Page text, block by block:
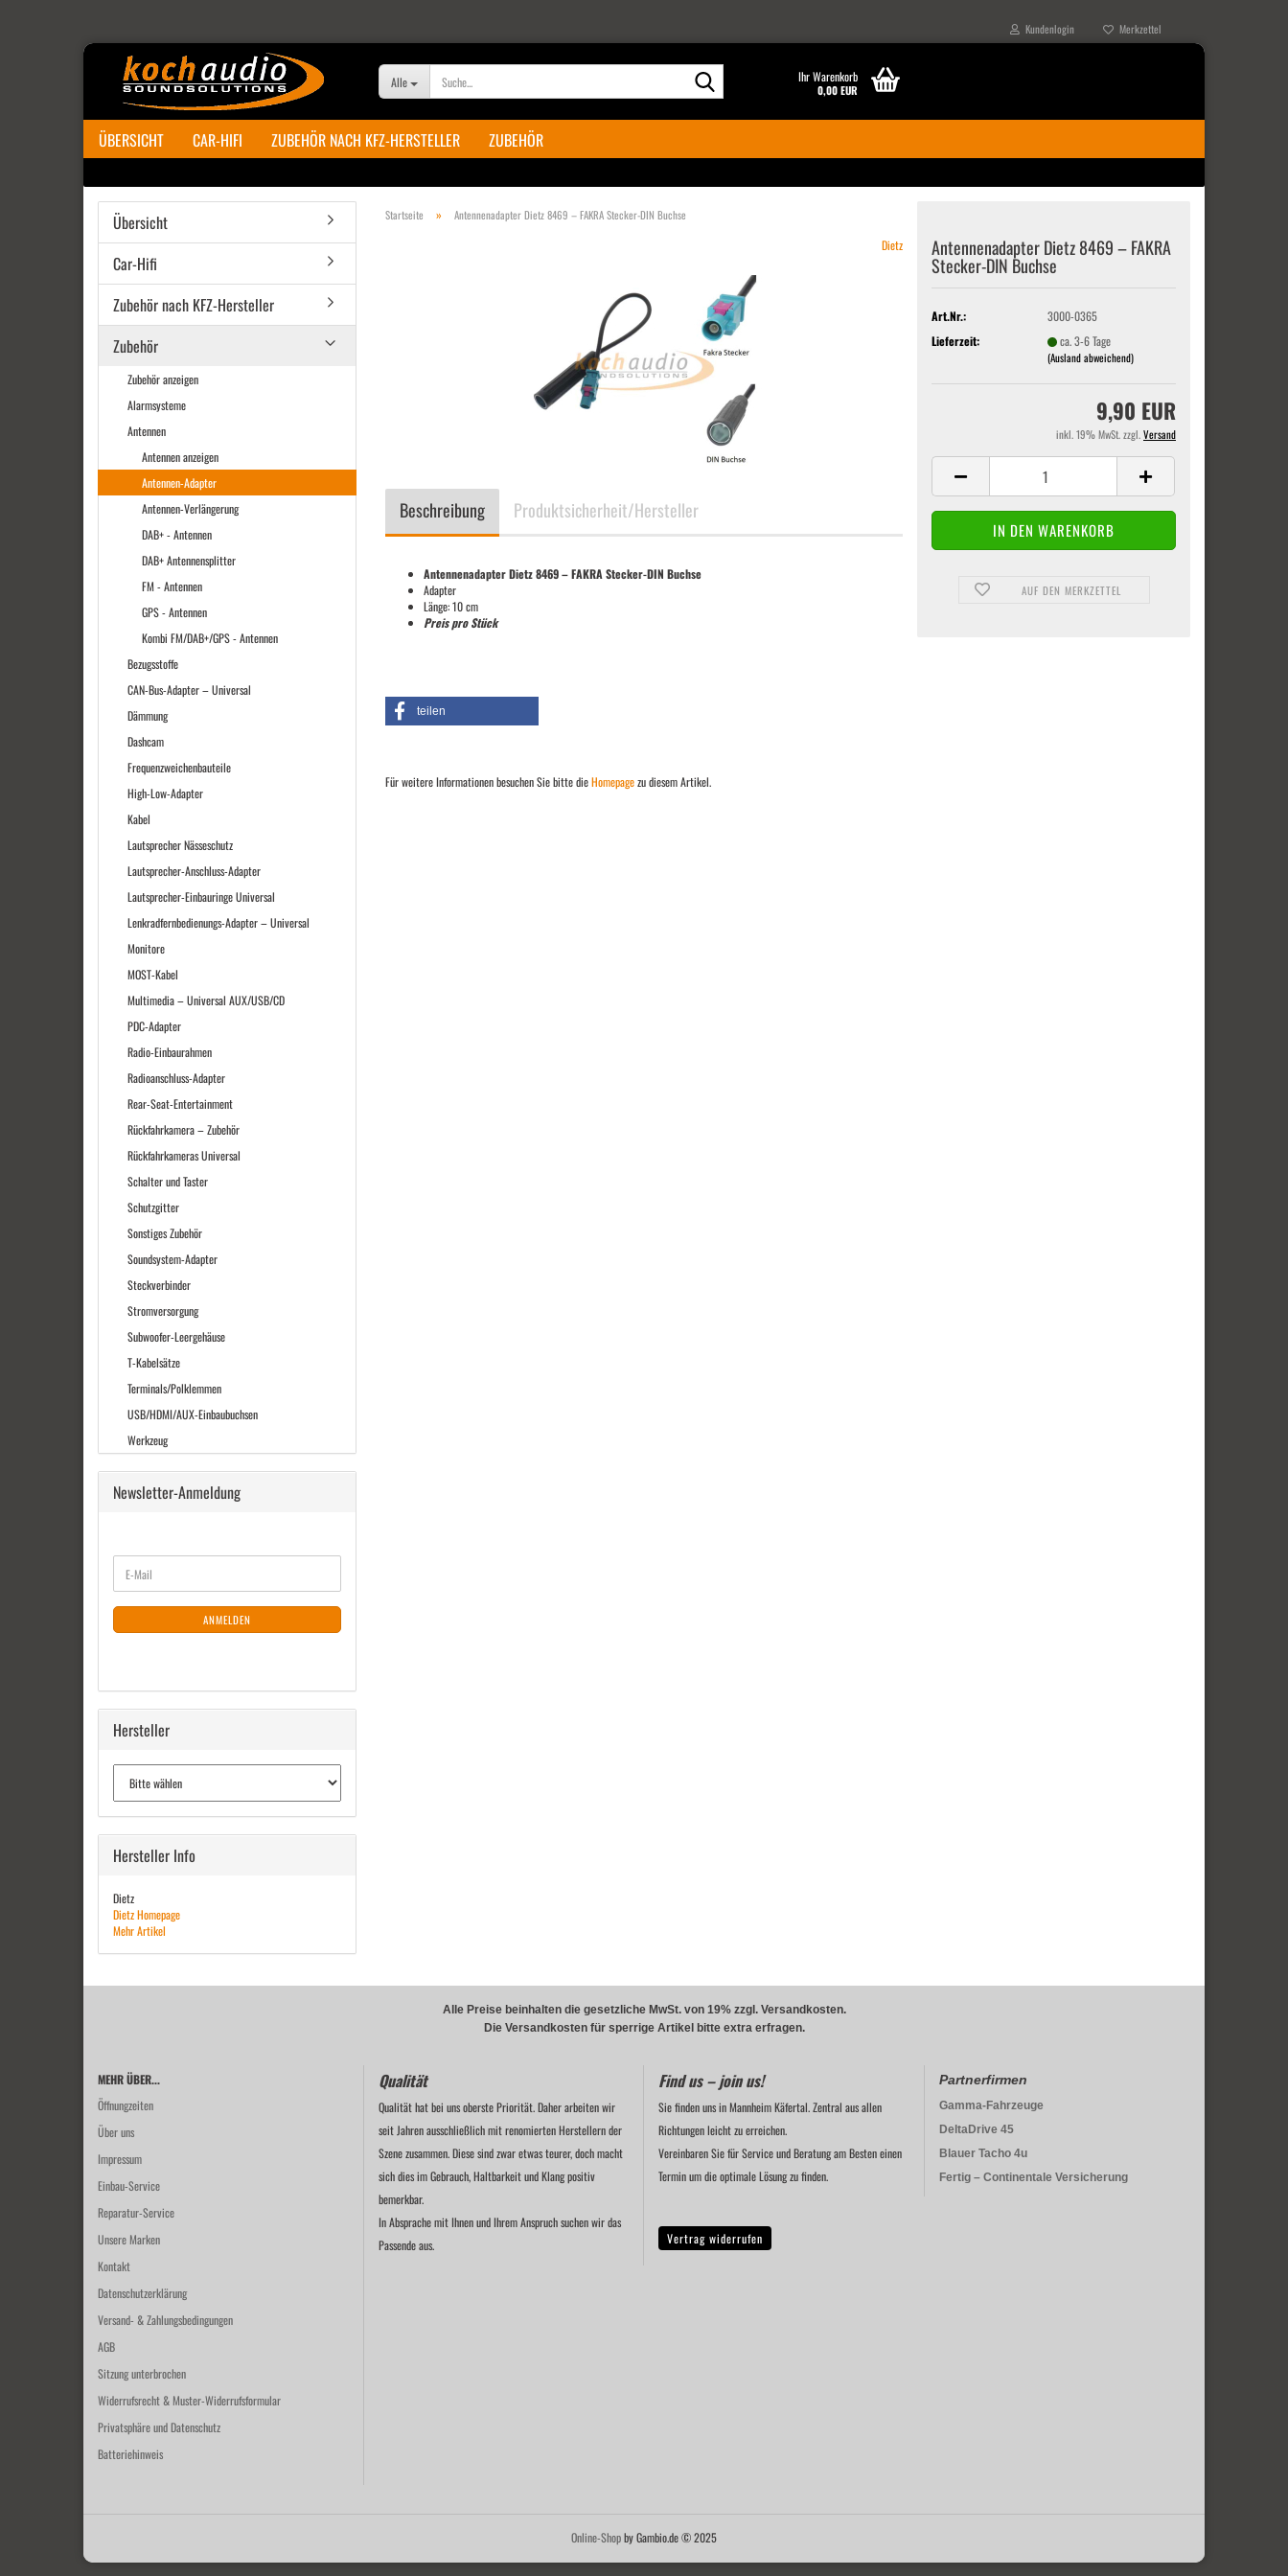
Kundenlogin Merkzettel
Alle Ihr Warenkorb
0,00 EUR
ÜBERSICHT CAR-HIFI ZUBEHÖR NACH KFZ-HERSTELLER ZUBEHÖR
Startseite » Antennenadapter Dietz 8469 – FAKRA Stecker-DIN Buchse
Dietz An­ten­nen­ad­ap­ter Dietz 8469 – FAKRA
Stecker-​DIN Buch­se
Art.Nr.:
3000-0365
Lieferzeit:
ca. 3-6 Tage
(Ausland abweichend)
9,90 EUR
inkl. 19% MwSt. zzgl.Versand
AUF DEN MERKZETTEL
Beschreibung Produktsicherheit/Hersteller
Antennenadapter Dietz 8469 – FAKRA Stecker-DIN Buchse
Adapter
Länge: 10 cm
Preis pro Stück
teilen
Für weitere Informationen besuchen Sie bitte dieHomepagezu diesem Artikel.
Übersicht
Car-Hifi
Zubehör nach KFZ-Hersteller
Zubehör
Zubehör anzeigen
Alarmsysteme
Antennen
Antennen anzeigen
Antennen-Adapter
Antennen-Verlängerung
DAB+ - Antennen
DAB+ Antennensplitter
FM - Antennen
GPS - Antennen
Kombi FM/DAB+/GPS - Antennen
Bezugsstoffe
CAN-Bus-Adapter – Universal
Dämmung
Dashcam
Frequenzweichenbauteile
High-Low-Adapter
Kabel
Lautsprecher Nässeschutz
Lautsprecher-Anschluss-Adapter
Lautsprecher-Einbauringe Universal
Lenkradfernbedienungs-Adapter – Universal
Monitore
MOST-Kabel
Multimedia – Universal AUX/USB/CD
PDC-Adapter
Radio-Einbaurahmen
Radioanschluss-Adapter
Rear-Seat-Entertainment
Rückfahrkamera – Zubehör
Rückfahrkameras Universal
Schalter und Taster
Schutzgitter
Sonstiges Zubehör
Soundsystem-Adapter
Steckverbinder
Stromversorgung
Subwoofer-Leergehäuse
T-Kabelsätze
Terminals/Polklemmen
USB/HDMI/AUX-Einbaubuchsen
Werkzeug
Newsletter-Anmeldung
ZUR
NEWSLETTER-
ANMELDUNG
E-
Mail
ANMELDEN
Hersteller
Hersteller Info
Dietz
Dietz Homepage
Mehr Artikel
Alle Preise beinhalten die gesetzliche MwSt. von 19% zzgl. Versandkosten.
Die Versandkosten für sperrige Artikel bitte extra erfragen.
MEHR ÜBER...
Öffnungzeiten
Über uns
Impressum
Einbau-Service
Reparatur-Service
Unsere Marken
Kontakt
Datenschutzerklärung
Versand- & Zahlungsbedingungen
AGB
Sitzung unterbrochen
Widerrufsrecht & Muster-Widerrufsformular
Privatsphäre und Datenschutz
Batteriehinweis
Qualität
Qualität hat bei uns oberste Priorität. Daher arbeiten wir
seit Jahren ausschließlich mit renomierten Herstellern der
Szene zusammen. Diese sind zwar etwas teurer, doch macht
sich dies im Gebrauch, Haltbarkeit und Klang positiv
bemerkbar.
In Absprache mit Ihnen und Ihrem Anspruch suchen wir das
Passende aus.
Find us – join us!
Sie finden uns in Mannheim Käfertal. Zentral aus allen
Richtungen leicht zu erreichen.
Vereinbaren Sie für Service und Beratung am Besten einen
Termin um die optimale Lösung zu finden.
Partnerfirmen
Gamma-Fahrzeuge
DeltaDrive 45
Blauer Tacho 4u
Fertig – Continentale Versicherung
Vertrag widerrufen
Online-Shopby Gambio.de © 2025